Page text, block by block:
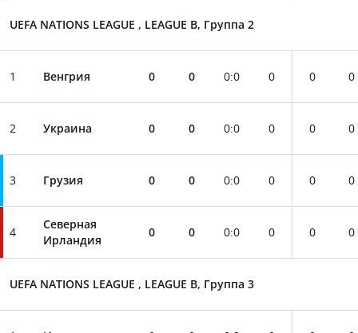
UEFA NATIONS LEAGUE , LEAGUE B, Группа 2
1 Венгрия 0 0 0:0 0 0 0
2 Украина 0 0 0:0 0 0 0
3 Грузия 0 0 0:0 0 0 0
4
Северная
Ирландия
0 0 0:0 0 0 0
UEFA NATIONS LEAGUE , LEAGUE B, Группа 3